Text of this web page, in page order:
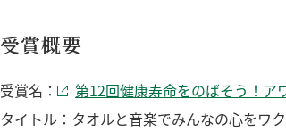
受賞概要
受賞名： 第12回健康寿命をのばそう！ア
タイトル：タオルと音楽でみんなの心をワ